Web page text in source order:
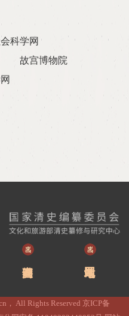
科学网
故宫博物院
， All Rights Reserved 京ICP备